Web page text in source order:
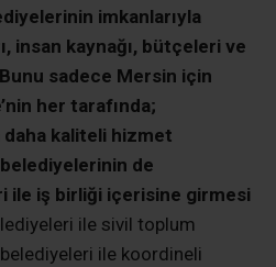
imkanlarıyla
insan kaynağı, bütçeleri ve
sadece Mersin için
her tarafında;
kaliteli hizmet
de
ile iş birliği içerisine girmesi
ile sivil toplum
ile koordineli